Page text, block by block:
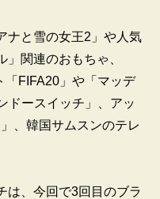
ナと雪の女王2」や人気
関連のおもちゃ、
「FIFA20」や「マッデ
ドースイッチ」、アッ
、韓国サムスンのテレ
、今回で3回目のブラ